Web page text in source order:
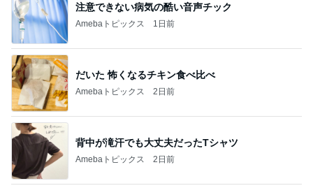
注意できない病気の酷い音声チック
Amebaトピックス 1日前
だいた 怖くなるチキン食べ比べ
Amebaトピックス 2日前
背中が滝汗でも大丈夫だったTシャツ
Amebaトピックス 2日前